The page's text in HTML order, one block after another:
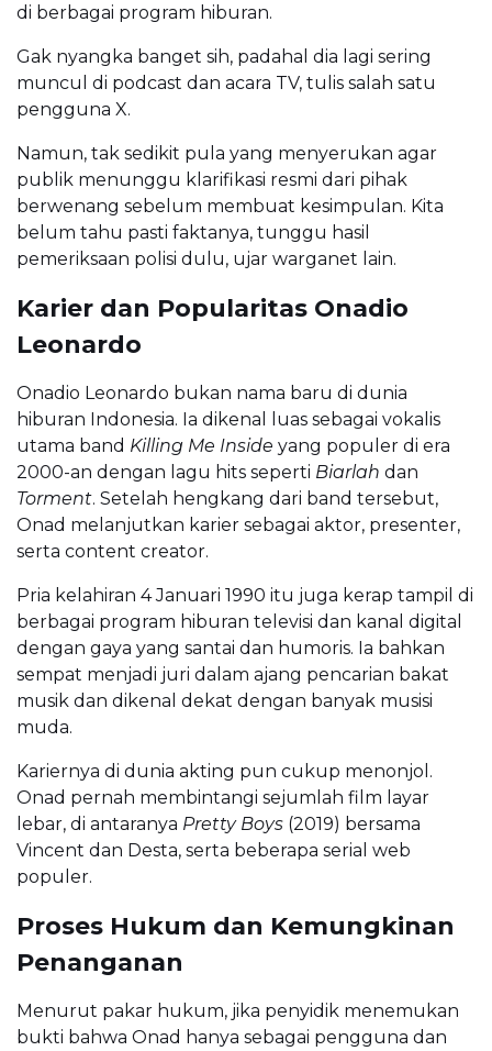
di berbagai program hiburan.
Gak nyangka banget sih, padahal dia lagi sering
muncul di podcast dan acara TV, tulis salah satu
pengguna X.
Namun, tak sedikit pula yang menyerukan agar
publik menunggu klarifikasi resmi dari pihak
berwenang sebelum membuat kesimpulan. Kita
belum tahu pasti faktanya, tunggu hasil
pemeriksaan polisi dulu, ujar warganet lain.
Karier dan Popularitas Onadio
Leonardo
Onadio Leonardo bukan nama baru di dunia
hiburan Indonesia. Ia dikenal luas sebagai vokalis
utama band Killing Me Inside yang populer di era
2000-an dengan lagu hits seperti Biarlah dan
Torment. Setelah hengkang dari band tersebut,
Onad melanjutkan karier sebagai aktor, presenter,
serta content creator.
Pria kelahiran 4 Januari 1990 itu juga kerap tampil di
berbagai program hiburan televisi dan kanal digital
dengan gaya yang santai dan humoris. Ia bahkan
sempat menjadi juri dalam ajang pencarian bakat
musik dan dikenal dekat dengan banyak musisi
muda.
Kariernya di dunia akting pun cukup menonjol.
Onad pernah membintangi sejumlah film layar
lebar, di antaranya Pretty Boys (2019) bersama
Vincent dan Desta, serta beberapa serial web
populer.
Proses Hukum dan Kemungkinan
Penanganan
Menurut pakar hukum, jika penyidik menemukan
bukti bahwa Onad hanya sebagai pengguna dan